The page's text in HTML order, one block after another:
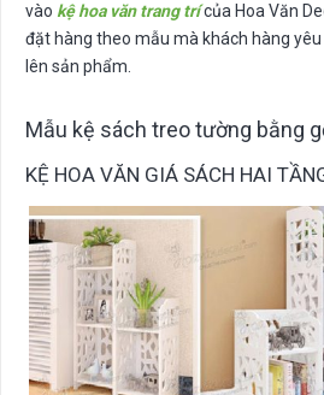
vào kệ hoa văn trang trícủa Hoa Văn
đặt hàng theo mẫu mà khách hàng yêu
lên sản phẩm.
Mẫu kệ sách treo tường bằng
KỆ HOA VĂN GIÁ SÁCH HAI